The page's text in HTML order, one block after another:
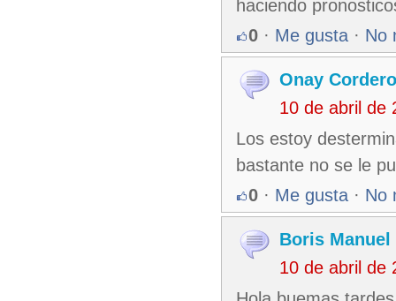
haciendo
0 · Me gusta · No
Onay Cordero
10 de abril de
Los estoy
bastante no se le
0 · Me gusta · No
Boris Manuel
10 de abril de